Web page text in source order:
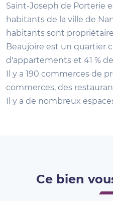
Saint-Joseph de Porterie
habitants de la ville de
habitants sont
Beaujoire est un quartier
d'appartements et 41 %
Il y a 190 commerces de
commerces, des
Il y a de nombreux
Ce bien